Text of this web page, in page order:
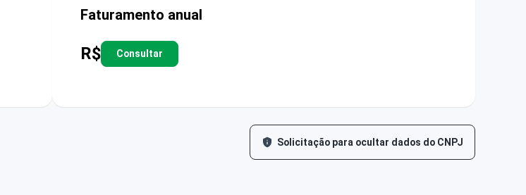
Faturamento anual
R$ Consultar
Solicitação para ocultar dados do CNPJ